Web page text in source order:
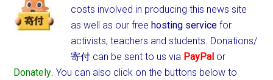
costs involved in producing this news site
as well as our freehosting service for
activists, teachers and students. Donations/
寄付 can be sent to us via PayPal or
Donately. You can also click on the buttons below to